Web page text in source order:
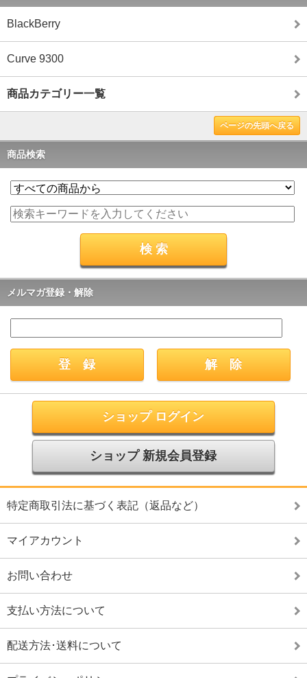
BlackBerry
Curve 9300
商品カテゴリー一覧
ページの先頭へ戻る
商品検索
メルマガ登録・解除
ショップ ログイン
ショップ 新規会員登録
特定商取引法に基づく表記（返品など）
マイアカウント
お問い合わせ
支払い方法について
配送方法･送料について